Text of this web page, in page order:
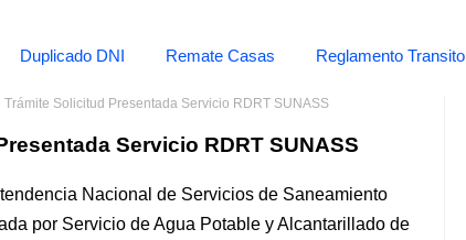
Duplicado DNI Remate Casas Reglamento Transito
Trámite Solicitud Presentada Servicio RDRT SUNASS
Servicio RDRT SUNASS
Nacional de Servicios de Saneamiento
por Servicio de Agua Potable y Alcantarillado de